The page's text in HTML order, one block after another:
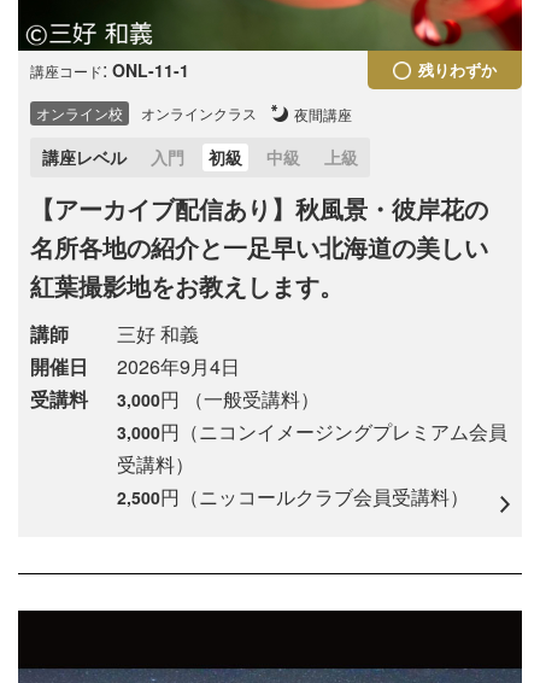
講座コード: ONL-11-1 残りわずか
オンライン校 オンラインクラス 夜間講座
講座レベル 入門 初級 中級 上級
【アーカイブ配信あり】秋風景・彼岸花の
名所各地の紹介と一足早い北海道の美しい
紅葉撮影地をお教えします。
講師
三好 和義
開催日
2026年9月4日
受講料
3,000円 （一般受講料）
3,000円（ニコンイメージングプレミアム会員
受講料）
2,500円（ニッコールクラブ会員受講料）